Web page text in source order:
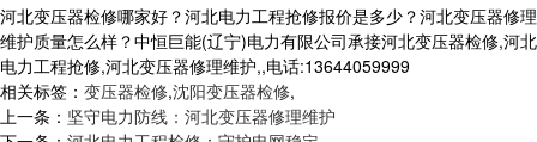
河北变压器检修哪家好？河北电力工程抢修报价是多少？河北变压器修理
维护质量怎么样？中恒巨能(辽宁)电力有限公司承接河北变压器检修,河北
电力工程抢修,河北变压器修理维护,,电话:13644059999
相关标签： 变压器检修,沈阳变压器检修,
上一条： 坚守电力防线：河北变压器修理维护